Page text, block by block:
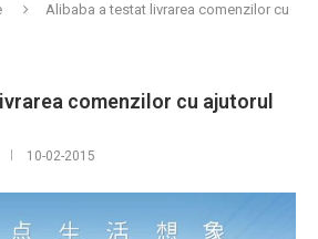
Alibaba a testat livrarea comenzilor cu
comenzilor cu ajutorul
10-02-2015